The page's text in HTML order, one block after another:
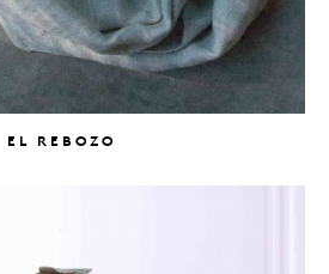
EL REBOZO